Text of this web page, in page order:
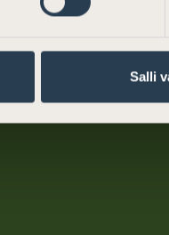
Salli
Miksi valita asianajaja
Mistä löydän